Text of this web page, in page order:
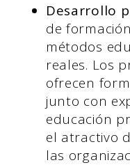
Desarrollo
de
métodos
reales. Los
ofrecen
junto con
educación
el atractivo
las